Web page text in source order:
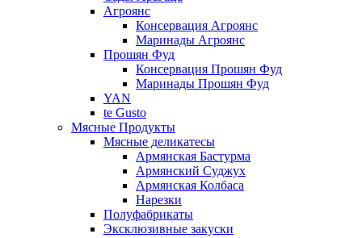
Агроянс
Консервация Агроянс
Маринады Агроянс
Прошян Фуд
Консервация Прошян Фуд
Маринады Прошян Фуд
YAN
te Gusto
Мясные Продукты
Мясные деликатесы
Армянская Бастурма
Армянский Суджух
Армянская Колбаса
Нарезки
Полуфабрикаты
Эксклюзивные закуски